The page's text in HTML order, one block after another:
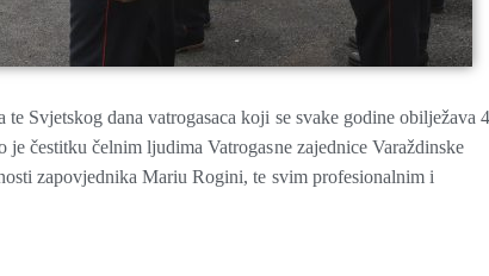
Svjetskog dana vatrogasaca koji se svake godine obilježava
čestitku čelnim ljudima Vatrogasne zajednice Varaždinske
zapovjednika Mariu Rogini, te svim profesionalnim i